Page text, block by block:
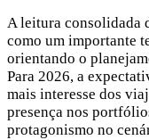
A leitura consolidada
como um importante
orientando o
Para 2026, a
mais interesse dos
presença nos
protagonismo no